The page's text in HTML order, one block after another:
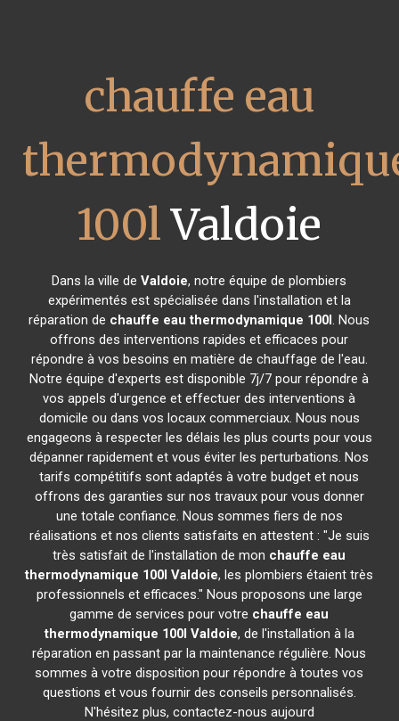
chauffe eau
100lValdoie
Dans la ville deValdoie, notre équipe de plombiers
expérimentés est spécialisée dans l'installation et la
réparation de chauffe eau thermodynamique 100l. Nous
offrons des interventions rapides et efficaces pour
répondre à vos besoins en matière de chauffage de l'eau.
Notre équipe d'experts est disponible 7j/7 pour répondre à
vos appels d'urgence et effectuer des interventions à
domicile ou dans vos locaux commerciaux. Nous nous
engageons à respecter les délais les plus courts pour vous
dépanner rapidement et vous éviter les perturbations. Nos
tarifs compétitifs sont adaptés à votre budget et nous
offrons des garanties sur nos travaux pour vous donner
une totale confiance. Nous sommes fiers de nos
réalisations et nos clients satisfaits en attestent : "Je suis
très satisfait de l'installation de mon chauffe eau
thermodynamique 100l Valdoie, les plombiers étaient très
professionnels et efficaces." Nous proposons une large
gamme de services pour votre chauffe eau
thermodynamique 100l Valdoie, de l'installation à la
réparation en passant par la maintenance régulière. Nous
sommes à votre disposition pour répondre à toutes vos
questions et vous fournir des conseils personnalisés.
N'hésitez plus, contactez-nous aujourd